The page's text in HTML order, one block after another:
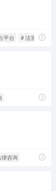
平台 # 法宣云平台
律咨询